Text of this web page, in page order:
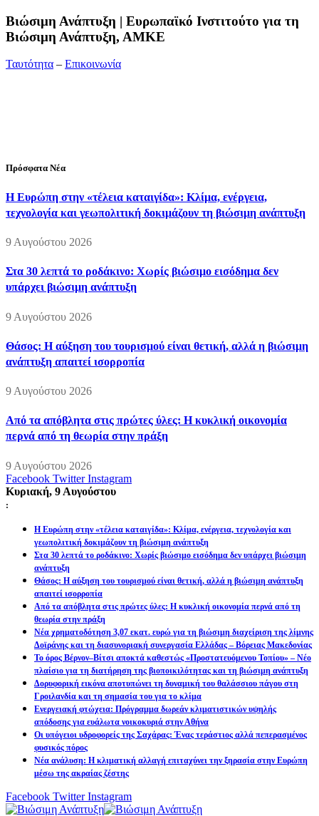
Bιώσιμη Ανάπτυξη | Ευρωπαϊκό Ινστιτούτο για τη
Βιώσιμη Ανάπτυξη, ΑΜΚΕ
Ταυτότητα – Επικοινωνία
Πρόσφατα Νέα
Η Ευρώπη στην «τέλεια καταιγίδα»: Κλίμα, ενέργεια,
τεχνολογία και γεωπολιτική δοκιμάζουν τη βιώσιμη ανάπτυξη
9 Αυγούστου 2026
Στα 30 λεπτά το ροδάκινο: Χωρίς βιώσιμο εισόδημα δεν
υπάρχει βιώσιμη ανάπτυξη
9 Αυγούστου 2026
Θάσος: Η αύξηση του τουρισμού είναι θετική, αλλά η βιώσιμη
ανάπτυξη απαιτεί ισορροπία
9 Αυγούστου 2026
Από τα απόβλητα στις πρώτες ύλες: Η κυκλική οικονομία
περνά από τη θεωρία στην πράξη
9 Αυγούστου 2026
Facebook Twitter Instagram
Κυριακή, 9 Αυγούστου
:
Η Ευρώπη στην «τέλεια καταιγίδα»: Κλίμα, ενέργεια, τεχνολογία και
γεωπολιτική δοκιμάζουν τη βιώσιμη ανάπτυξη
Στα 30 λεπτά το ροδάκινο: Χωρίς βιώσιμο εισόδημα δεν υπάρχει βιώσιμη
ανάπτυξη
Θάσος: Η αύξηση του τουρισμού είναι θετική, αλλά η βιώσιμη ανάπτυξη
απαιτεί ισορροπία
Από τα απόβλητα στις πρώτες ύλες: Η κυκλική οικονομία περνά από τη
θεωρία στην πράξη
Νέα χρηματοδότηση 3,07 εκατ. ευρώ για τη βιώσιμη διαχείριση της λίμνης
Δοϊράνης και τη διασυνοριακή συνεργασία Ελλάδας – Βόρειας Μακεδονίας
Το όρος Βέρνον–Βίτσι αποκτά καθεστώς «Προστατευόμενου Τοπίου» – Νέο
πλαίσιο για τη διατήρηση της βιοποικιλότητας και τη βιώσιμη ανάπτυξη
Δορυφορική εικόνα αποτυπώνει τη δυναμική του θαλάσσιου πάγου στη
Γροιλανδία και τη σημασία του για το κλίμα
Ενεργειακή φτώχεια: Πρόγραμμα δωρεάν κλιματιστικών υψηλής
απόδοσης για ευάλωτα νοικοκυριά στην Αθήνα
Οι υπόγειοι υδροφορείς της Σαχάρας: Ένας τεράστιος αλλά πεπερασμένος
φυσικός πόρος
Νέα ανάλυση: Η κλιματική αλλαγή επιταχύνει την ξηρασία στην Ευρώπη
μέσω της ακραίας ζέστης
Facebook Twitter Instagram